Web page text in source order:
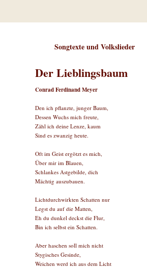
Songtexte und Volkslieder
Der Lieblingsbaum
Conrad Ferdinand Meyer
Den ich pflanzte, junger Baum,
Dessen Wuchs mich freute,
Zähl ich deine Lenze, kaum
Sind es zwanzig heute.
Oft im Geist ergötzt es mich,
Über mir im Blauen,
Schlankes Astgebilde, dich
Mächtig auszubauen.
Lichtdurchwirkten Schatten nur
Legst du auf die Matten,
Eh du dunkel deckst die Flur,
Bin ich selbst ein Schatten.
Aber haschen soll mich nicht
Stygisches Gesinde,
Weichen werd ich aus dem Licht